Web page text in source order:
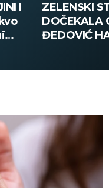
VELIKA
pola tone